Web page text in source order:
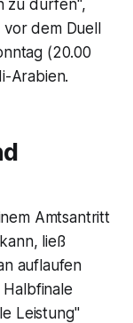
zu dürfen",
dem Duell
(20.00
Arabien.
Amtsantritt
ließ
auflaufen
Leistung"